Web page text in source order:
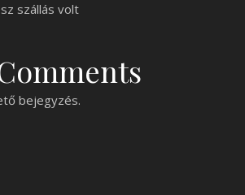
szállás volt
bejegyzés.